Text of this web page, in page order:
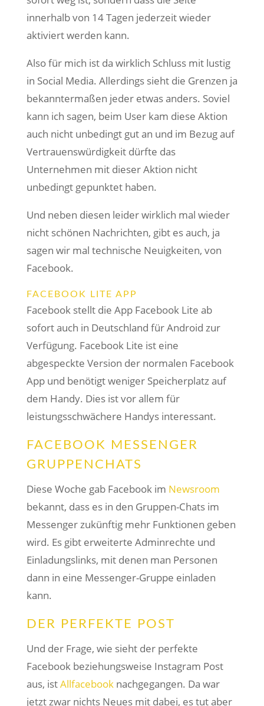
innerhalb von 14 Tagen jederzeit wieder
aktiviert werden kann.
Also für mich ist da wirklich Schluss mit lustig
in Social Media. Allerdings sieht die Grenzen ja
bekanntermaßen jeder etwas anders. Soviel
kann ich sagen, beim User kam diese Aktion
auch nicht unbedingt gut an und im Bezug auf
Vertrauenswürdigkeit dürfte das
Unternehmen mit dieser Aktion nicht
unbedingt gepunktet haben.
Und neben diesen leider wirklich mal wieder
nicht schönen Nachrichten, gibt es auch, ja
sagen wir mal technische Neuigkeiten, von
Facebook.
FACEBOOK LITE APP
Facebook stellt die App Facebook Lite ab
sofort auch in Deutschland für Android zur
Verfügung. Facebook Lite ist eine
abgespeckte Version der normalen Facebook
App und benötigt weniger Speicherplatz auf
dem Handy. Dies ist vor allem für
leistungsschwächere Handys interessant.
FACEBOOK MESSENGER
GRUPPENCHATS
Diese Woche gab Facebook im Newsroom
bekannt, dass es in den Gruppen-Chats im
Messenger zukünftig mehr Funktionen geben
wird. Es gibt erweiterte Adminrechte und
Einladungslinks, mit denen man Personen
dann in eine Messenger-Gruppe einladen
kann.
DER PERFEKTE POST
Und der Frage, wie sieht der perfekte
Facebook beziehungsweise Instagram Post
aus, istAllfacebooknachgegangen. Da war
jetzt zwar nichts Neues mit dabei, es tut aber